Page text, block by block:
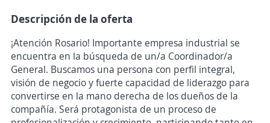
Descripción de la oferta
¡Atención Rosario! Importante empresa industrial se
encuentra en la búsqueda de un/a Coordinador/a
General. Buscamos una persona con perfil integral,
visión de negocio y fuerte capacidad de liderazgo para
convertirse en la mano derecha de los dueños de la
compañía. Será protagonista de un proceso de